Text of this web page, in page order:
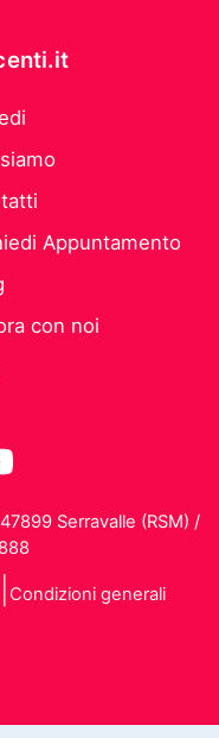
Appuntamento
con noi
Serravalle (RSM) /
Condizioni generali